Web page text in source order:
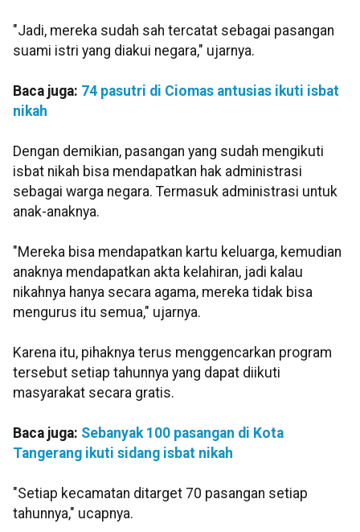
"Jadi, mereka sudah sah tercatat sebagai pasangan
suami istri yang diakui negara," ujarnya.
Baca juga: 74 pasutri di Ciomas antusias ikuti isbat
nikah
Dengan demikian, pasangan yang sudah mengikuti
isbat nikah bisa mendapatkan hak administrasi
sebagai warga negara. Termasuk administrasi untuk
anak-anaknya.
"Mereka bisa mendapatkan kartu keluarga, kemudian
anaknya mendapatkan akta kelahiran, jadi kalau
nikahnya hanya secara agama, mereka tidak bisa
mengurus itu semua," ujarnya.
Karena itu, pihaknya terus menggencarkan program
tersebut setiap tahunnya yang dapat diikuti
masyarakat secara gratis.
Baca juga: Sebanyak 100 pasangan di Kota
Tangerang ikuti sidang isbat nikah
"Setiap kecamatan ditarget 70 pasangan setiap
tahunnya," ucapnya.